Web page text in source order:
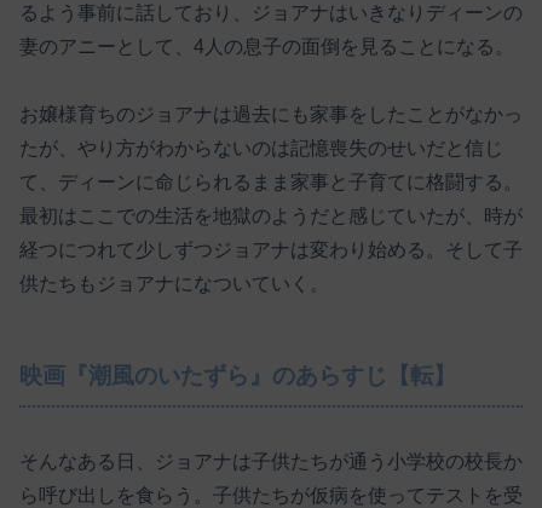
るよう事前に話しており、ジョアナはいきなりディーンの
妻のアニーとして、4人の息子の面倒を見ることになる。
お嬢様育ちのジョアナは過去にも家事をしたことがなかっ
たが、やり方がわからないのは記憶喪失のせいだと信じ
て、ディーンに命じられるまま家事と子育てに格闘する。
最初はここでの生活を地獄のようだと感じていたが、時が
経つにつれて少しずつジョアナは変わり始める。そして子
供たちもジョアナになついていく。
映画『潮風のいたずら』のあらすじ【転】
そんなある日、ジョアナは子供たちが通う小学校の校長か
ら呼び出しを食らう。子供たちが仮病を使ってテストを受